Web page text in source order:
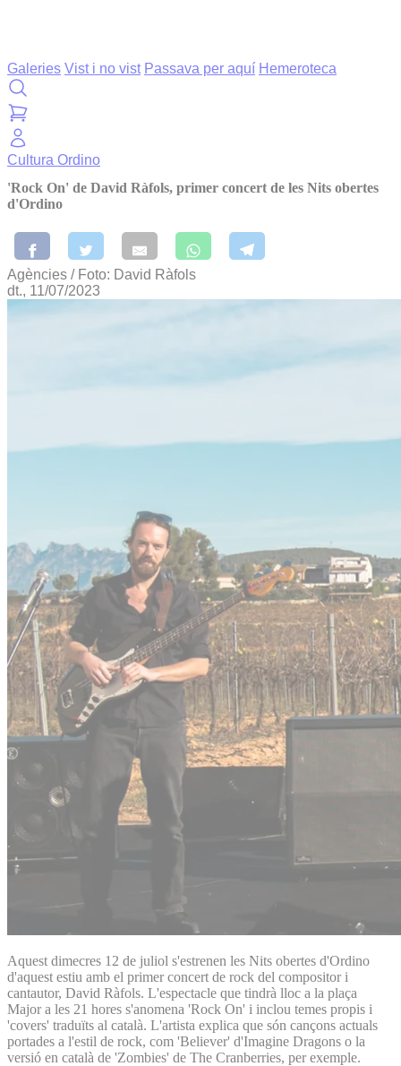
Galeries Vist i no vist Passava per aquí Hemeroteca
Cultura Ordino
'Rock On' de David Ràfols, primer concert de les Nits obertes
d'Ordino
Agències / Foto: David Ràfols
dt., 11/07/2023
Aquest dimecres 12 de juliol s'estrenen les Nits obertes d'Ordino
d'aquest estiu amb el primer concert de rock del compositor i
cantautor, David Ràfols. L'espectacle que tindrà lloc a la plaça
Major a les 21 hores s'anomena 'Rock On' i inclou temes propis i
'covers' traduïts al català. L'artista explica que són cançons actuals
portades a l'estil de rock, com 'Believer' d'Imagine Dragons o la
versió en català de 'Zombies' de The Cranberries, per exemple.